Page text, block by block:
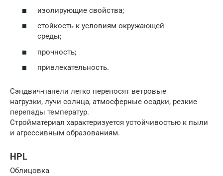
изолирующие свойства;
стойкость к условиям окружающей
среды;
прочность;
привлекательность.
Сэндвич-панели легко переносят ветровые
нагрузки, лучи солнца, атмосферные осадки, резкие
перепады температур.
Стройматериал характеризуется устойчивостью к пыли
и агрессивным образованиям.
HPL
Облицовка